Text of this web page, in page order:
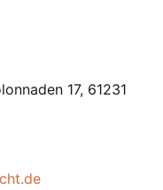
17, 61231